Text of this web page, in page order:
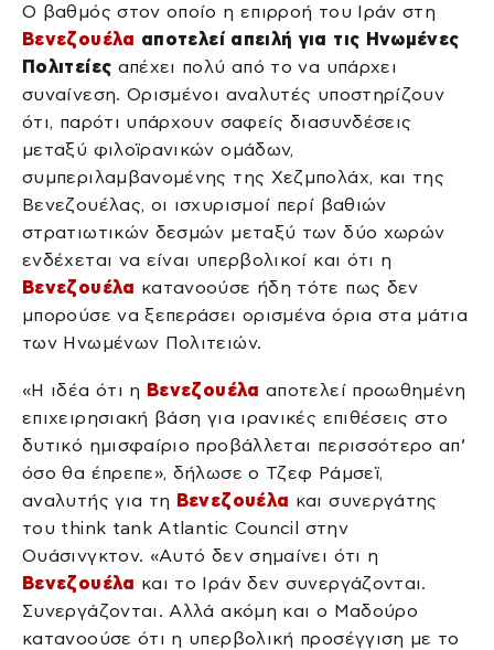
Ο βαθμός στον οποίο η επιρροή του Ιράν στη
Βενεζουέλα αποτελεί απειλή για τις Ηνωμένες
Πολιτείες απέχει πολύ από το να υπάρχει
συναίνεση. Ορισμένοι αναλυτές υποστηρίζουν
ότι, παρότι υπάρχουν σαφείς διασυνδέσεις
μεταξύ φιλοϊρανικών ομάδων,
συμπεριλαμβανομένης της Χεζμπολάχ, και της
Βενεζουέλας, οι ισχυρισμοί περί βαθιών
στρατιωτικών δεσμών μεταξύ των δύο χωρών
ενδέχεται να είναι υπερβολικοί και ότι η
Βενεζουέλα κατανοούσε ήδη τότε πως δεν
μπορούσε να ξεπεράσει ορισμένα όρια στα μάτια
των Ηνωμένων Πολιτειών.
«Η ιδέα ότι η Βενεζουέλα αποτελεί προωθημένη
επιχειρησιακή βάση για ιρανικές επιθέσεις στο
δυτικό ημισφαίριο προβάλλεται περισσότερο απ’
όσο θα έπρεπε», δήλωσε ο Τζεφ Ράμσεϊ,
αναλυτής για τη Βενεζουέλα και συνεργάτης
του think tank Atlantic Council στην
Ουάσινγκτον. «Αυτό δεν σημαίνει ότι η
Βενεζουέλα και το Ιράν δεν συνεργάζονται.
Συνεργάζονται. Αλλά ακόμη και ο Μαδούρο
κατανοούσε ότι η υπερβολική προσέγγιση με το